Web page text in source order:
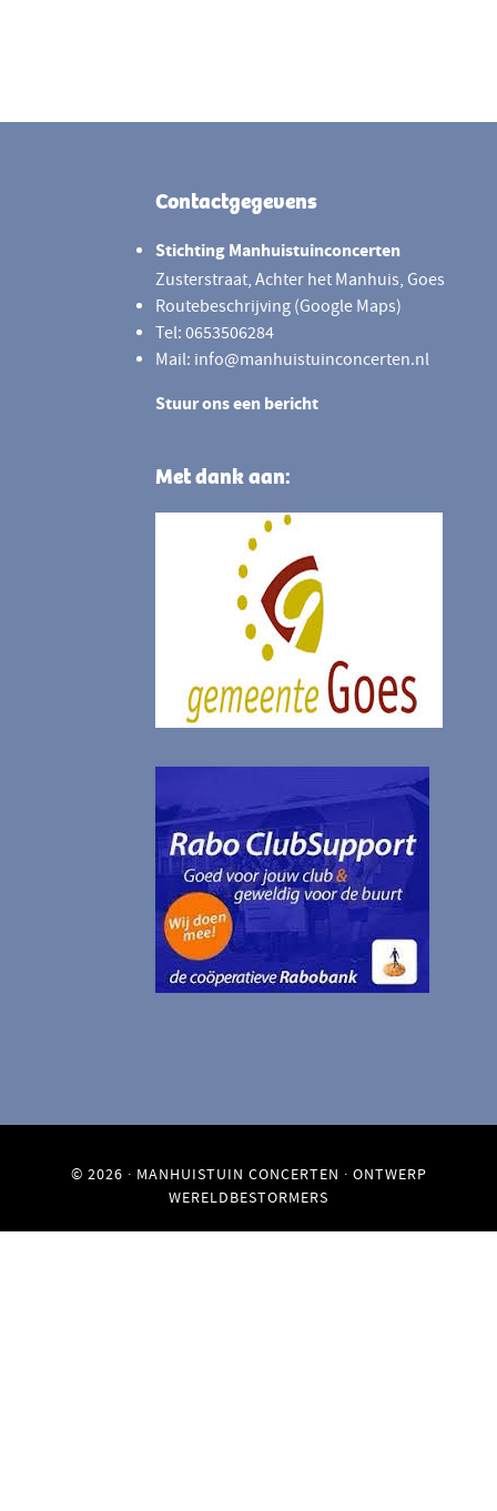
Contactgegevens
Stichting Manhuistuinconcerten
Zusterstraat, Achter het Manhuis, Goes
Routebeschrijving (Google Maps)
Tel: 0653506284
Mail: info@manhuistuinconcerten.nl
Stuur ons een bericht
Met dank aan:
© 2026 · MANHUISTUIN CONCERTEN · ONTWERP
WERELDBESTORMERS